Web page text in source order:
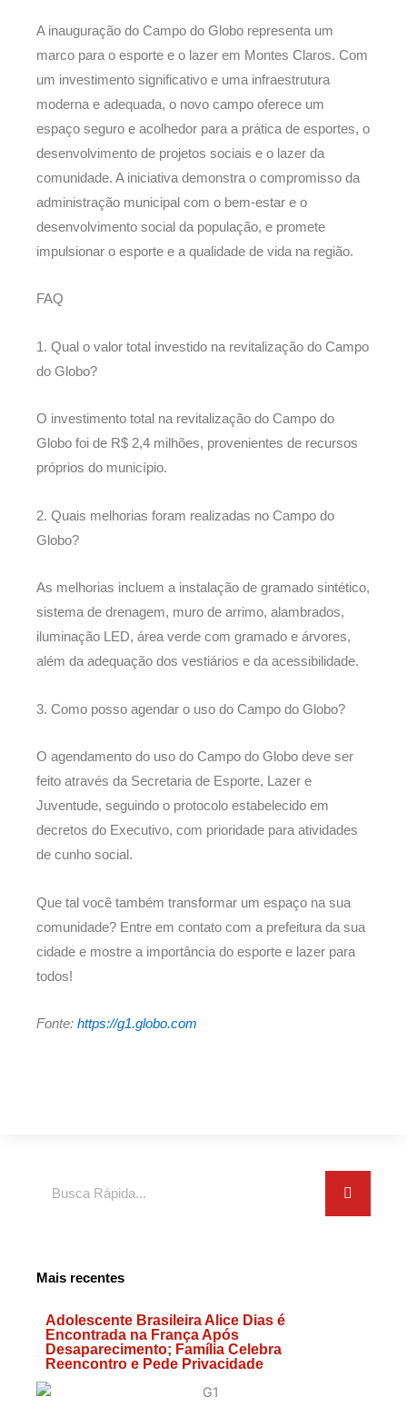
A inauguração do Campo do Globo representa um
marco para o esporte e o lazer em Montes Claros. Com
um investimento significativo e uma infraestrutura
moderna e adequada, o novo campo oferece um
espaço seguro e acolhedor para a prática de esportes, o
desenvolvimento de projetos sociais e o lazer da
comunidade. A iniciativa demonstra o compromisso da
administração municipal com o bem-estar e o
desenvolvimento social da população, e promete
impulsionar o esporte e a qualidade de vida na região.
FAQ
1. Qual o valor total investido na revitalização do Campo
do Globo?
O investimento total na revitalização do Campo do
Globo foi de R$ 2,4 milhões, provenientes de recursos
próprios do município.
2. Quais melhorias foram realizadas no Campo do
Globo?
As melhorias incluem a instalação de gramado sintético,
sistema de drenagem, muro de arrimo, alambrados,
iluminação LED, área verde com gramado e árvores,
além da adequação dos vestiários e da acessibilidade.
3. Como posso agendar o uso do Campo do Globo?
O agendamento do uso do Campo do Globo deve ser
feito através da Secretaria de Esporte, Lazer e
Juventude, seguindo o protocolo estabelecido em
decretos do Executivo, com prioridade para atividades
de cunho social.
Que tal você também transformar um espaço na sua
comunidade? Entre em contato com a prefeitura da sua
cidade e mostre a importância do esporte e lazer para
todos!
Fonte: https://g1.globo.com
Mais recentes
Adolescente Brasileira Alice Dias é
Encontrada na França Após
Desaparecimento; Família Celebra
Reencontro e Pede Privacidade